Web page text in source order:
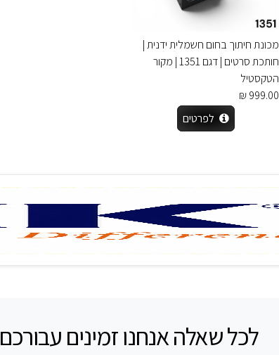
מכונת חיתוך בחום חשמלית ידנית |
חותכת סרטים | דגם 1351 | מקור
הטקסטיל
999.00 ₪
לפרטים
לכל שאלה אנחנו זמינים עבורכם